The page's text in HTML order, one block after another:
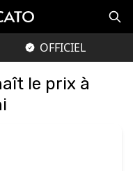
OFFICIEL
le prix à